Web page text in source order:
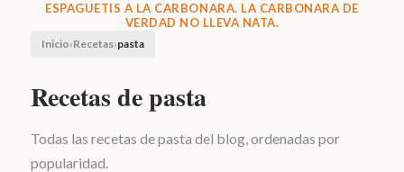
ESPAGUETIS A LA CARBONARA. LA CARBONARA DE
VERDAD NO LLEVA NATA.
Inicio›Recetas›pasta
Recetas de pasta
Todas las recetas de pasta del blog, ordenadas por
popularidad.